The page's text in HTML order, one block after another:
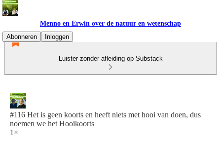
Menno en Erwin over de natuur en wetenschap
Abonneren
Inloggen
Luister zonder afleiding op Substack
#116 Het is geen koorts en heeft niets met hooi van doen, dus
noemen we het Hooikoorts
1×